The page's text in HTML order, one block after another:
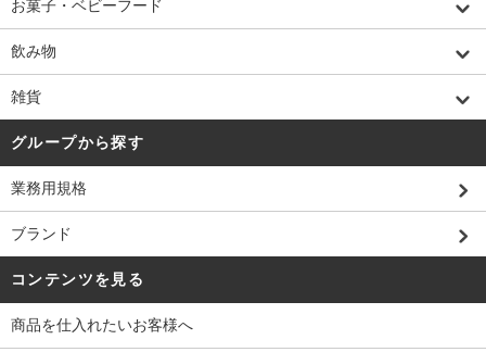
お菓子・ベビーフード
飲み物
雑貨
グループから探す
業務用規格
ブランド
コンテンツを見る
商品を仕入れたいお客様へ